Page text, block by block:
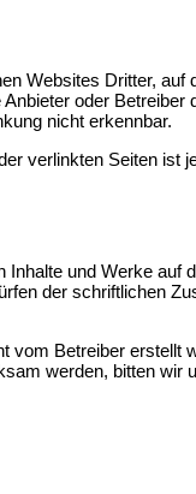
Websites Dritter,
oder
nicht erkennbar.
verlinkten Seiten
Inhalte und Werke
der schriftlichen
vom Betreiber
werden, bitten wir